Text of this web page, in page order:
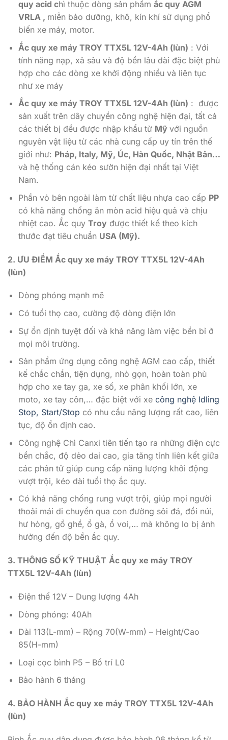
quy acid chì thuộc dòng sản phẩm ắc quy AGM
VRLA , miễn bảo dưỡng, khô, kín khí sử dụng phổ
biến xe máy, motor.
Ắc quy xe máy TROY TTX5L 12V-4Ah (lùn) : Với
tính năng nạp, xả sâu và độ bền lâu dài đặc biệt phù
hợp cho các dòng xe khởi động nhiều và liên tục
như xe máy
Ắc quy xe máy TROY TTX5L 12V-4Ah (lùn) : được
sản xuất trên dây chuyền công nghệ hiện đại, tất cả
các thiết bị đều được nhập khẩu từ Mỹ với nguồn
nguyên vật liệu từ các nhà cung cấp uy tín trên thế
giới như: Pháp, Italy, Mỹ, Úc, Hàn Quốc, Nhật Bản…
và hệ thống cán kéo sườn hiện đại nhất tại Việt
Nam.
Phần vỏ bên ngoài làm từ chất liệu nhựa cao cấp PP
có khả năng chống ăn mòn acid hiệu quả và chịu
nhiệt cao. Ắc quy Troyđược thiết kế theo kích
thước đạt tiêu chuẩn USA (Mỹ).
2. ƯU ĐIỂM Ắc quy xe máy TROY TTX5L 12V-4Ah
(lùn)
Dòng phóng mạnh mẽ
Có tuổi thọ cao, cường độ dòng điện lớn
Sự ổn định tuyệt đối và khả năng làm việc bền bỉ ở
mọi môi trường.
Sản phẩm ứng dụng công nghệ AGM cao cấp, thiết
kế chắc chắn, tiện dụng, nhỏ gọn, hoàn toàn phù
hợp cho xe tay ga, xe số, xe phân khối lớn, xe
moto, xe tay côn,… đặc biệt với xe công nghệ Idling
Stop, Start/Stop có nhu cầu năng lượng rất cao, liên
tục, độ ổn định cao.
Công nghệ Chì Canxi tiên tiến tạo ra những điện cực
bền chắc, độ dẻo dai cao, gia tăng tính liên kết giữa
các phân tử giúp cung cấp năng lượng khởi động
vượt trội, kéo dài tuổi thọ ắc quy.
Có khả năng chống rung vượt trội, giúp mọi người
thoải mái di chuyển qua con đường sỏi đá, đồi núi,
hư hỏng, gồ ghề, ổ gà, ổ voi,… mà không lo bị ảnh
hưởng đến độ bền ắc quy.
3. THÔNG SỐ KỸ THUẬT Ắc quy xe máy TROY
TTX5L 12V-4Ah (lùn)
Điện thế 12V – Dung lượng 4Ah
Dòng phóng: 40Ah
Dài 113(L-mm) – Rộng 70(W-mm) – Height/Cao
85(H-mm)
Loại cọc bình P5 – Bố trí L0
Bảo hành 6 tháng
4. BẢO HÀNH Ắc quy xe máy TROY TTX5L 12V-4Ah
(lùn)